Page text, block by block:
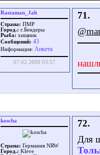
Rastaman_Jah
Страна: ПМР
Город.: г.Бендеры
Рыба: хищник
Сообщений: 43
Информация: Aнкета
07.02.2009 03:57
71.
koscha
Страна: Германия NRW
Город.: Kleve
72.
Для